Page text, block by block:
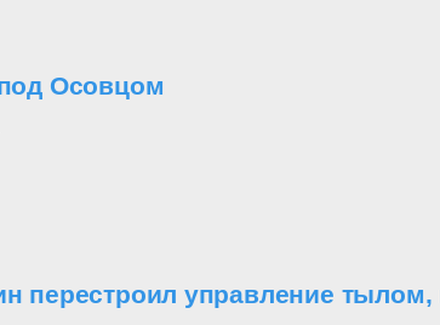
Осовцом
перестроил управление